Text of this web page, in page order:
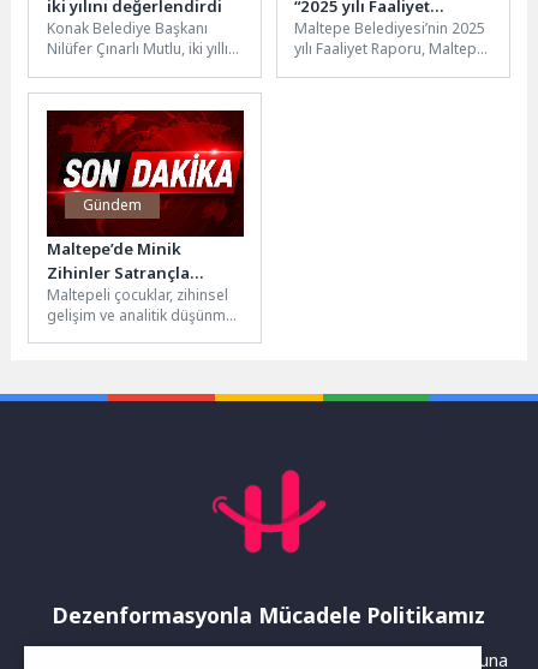
iki yılını değerlendirdi
Konak Belediye Başkanı
Nilüfer Çınarlı Mutlu, iki yıllık
değerlendirdiği basın
toplantısında, “Konak’ta
başkanlık...
“2025 yılı Faaliyet
Raporu” kabul edildi
Maltepe Belediyesi’nin 2025
yılı Faaliyet Raporu, Maltepe
Gündem
Maltepe’de Minik
Zihinler Satrançla
Güçleniyor
Maltepeli çocuklar, zihinsel
gelişim ve analitik düşünme
Dezenformasyonla Mücadele Politikamız
Yayınlanan haberler doğruluk ilkesi gözetilerek hazırlanır. Buna